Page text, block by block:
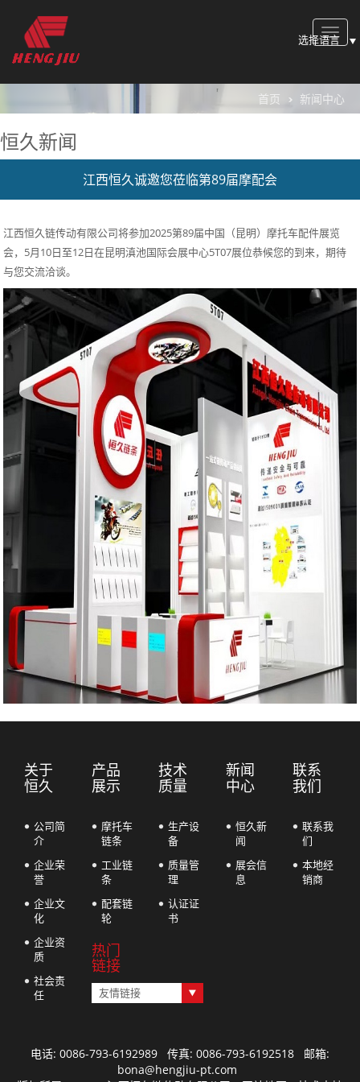
Toggle
选择语言
首页 新闻中心
恒久新闻
江西恒久诚邀您莅临第89届摩配会
江西恒久链传动有限公司将参加2025第89届中国（昆明）摩托车配件展览
会，5月10日至12日在昆明滇池国际会展中心5T07展位恭候您的到来，期待
与您交流洽谈。
关于
恒久
公司简
介
企业荣
誉
企业文
化
企业资
质
社会责
任
产品
展示
摩托车
链条
工业链
条
配套链
轮
热门
链接
友情链接
技术
质量
生产设
备
质量管
理
认证证
书
新闻
中心
恒久新
闻
展会信
息
联系
我们
联系我
们
本地经
销商
电话: 0086-793-6192989 传真: 0086-793-6192518 邮箱:
bona@hengjiu-pt.com